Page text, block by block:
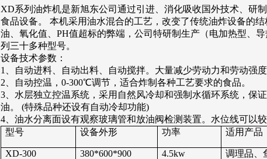
XD系列油炸机是新旭东公司通过引进、消化吸收国外技术、研
食品设备。
本机采用油水混合的工艺，改变了传统油炸设备的
油、氧化值、 PH值超标的弊端，公司特研制生产（电加热型、
列三十多种型号。
设备技术参数：
1
、自动进料、自动出料、自动搅拌。大量减少劳动力和劳动强度
2 、自动控温， 0-300℃调节，适合炸制各种工艺要求的食品。
3 、水层独立控温系统，采用自然风冷却和强制水循环系统，保
油。
(特殊品种还设有自动冷却功能)
4 、油水分离面设有观察玻璃管和放油阀检测装置。水位线可以较
型号
设备外形 功率 适用产品
XD-300 380*600*900 4.5kw
调理品、